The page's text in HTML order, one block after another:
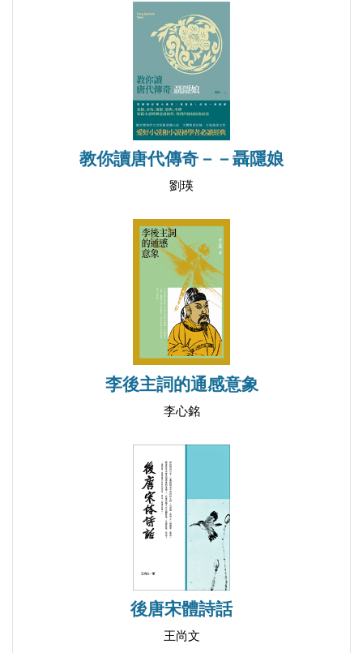
第一節 大定、明昌文苑之冠：王寂
一、家學傳承，及第赴吏
二、洪災被黜，遇赦釋罪
貳、王寂詞所流露之情感意涵
一、酒暈朝霞笑臉開―宴飲酬唱之歡喜
（一）詩樂湊興
三、一曲未終腸已斷―分離相思之悲痛
四、而今笑看浮生破―淡然無求之灑脫
參、王寂詞所體現之創作心態
一、國勢承平：聖朝自豪之感
二、流連風月：玩世冶游之習
三、妙年登科：勤政報國之志
五、飽閱人間：隱居避世之思
第二節 博學高才，卓犖不羈：趙可
貳、趙可詞所流露之情感意涵
一、不堪獨倚危闌―思古幽情
二、二年塵暗小鴛鴦―兒女離情
三、倚窗閒看六花飛―適性閒情
教你讀唐代傳奇－－聶隱娘
劉瑛
李後主詞的通感意象
李心銘
後唐宋體詩話
王尚文